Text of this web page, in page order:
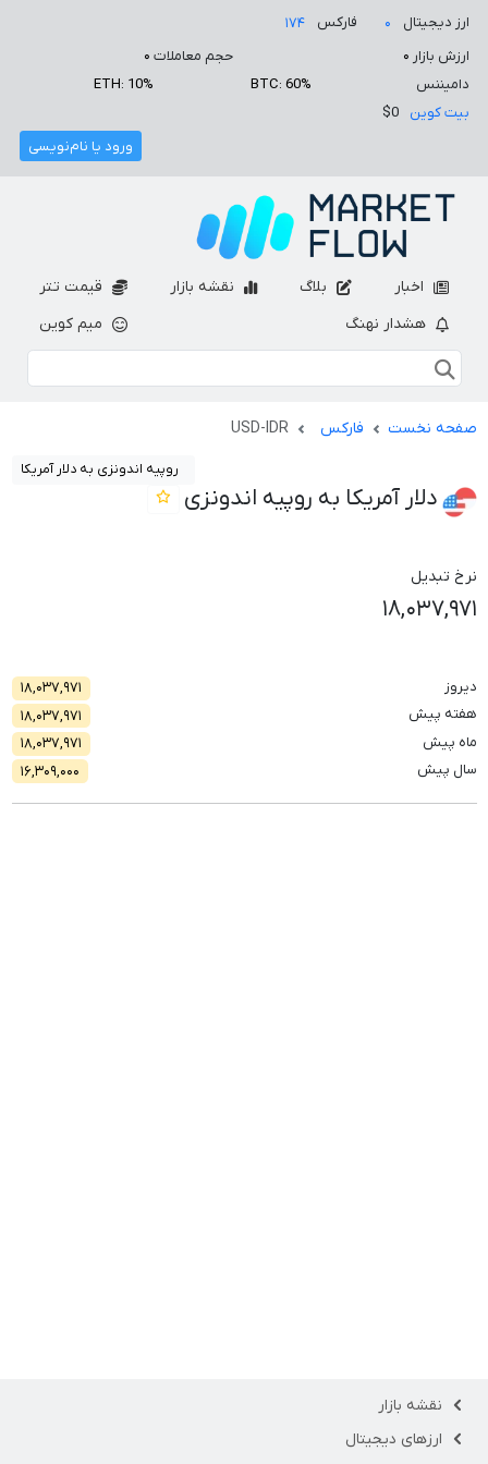
ارز دیجیتال ۰ فارکس
۱۷۴
ارزش بازار ۰ حجم معاملات ۰
دامیننس
BTC: 60%
ETH: 10%
بیت کوین
$0
ورود یا نام‌نویسی
اخبار بلاگ نقشه بازار
قیمت تتر
هشدار نهنگ
میم کوین
صفحه نخست فارکس USD-IDR
روپیه اندونزی به دلار آمریکا
دلار آمریکا به روپیه اندونزی
نرخ تبدیل
۱۸,۰۳۷,۹۷۱
دیروز
۱۸,۰۳۷,۹۷۱
هفته پیش
۱۸,۰۳۷,۹۷۱
ماه پیش
۱۸,۰۳۷,۹۷۱
سال پیش
۱۶,۳۰۹,۰۰۰
نقشه بازار
ارزهای دیجیتال